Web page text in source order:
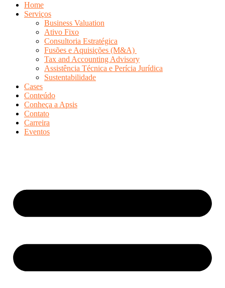
Home
Serviços
Business Valuation
Ativo Fixo
Consultoria Estratégica
Fusões e Aquisições (M&A)
Tax and Accounting Advisory
Assistência Técnica e Perícia Jurídica
Sustentabilidade
Cases
Conteúdo
Conheça a Apsis
Contato
Carreira
Eventos